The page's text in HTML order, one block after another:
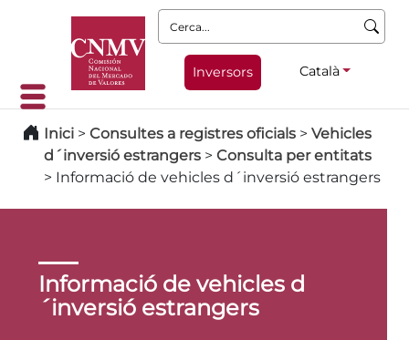
Cerca:
Inversors Català
Inici > Consultes a registres oficials > Vehicles
d´inversió estrangers > Consulta per entitats
> Informació de vehicles d´inversió estrangers
Informació de vehicles d
´inversió estrangers